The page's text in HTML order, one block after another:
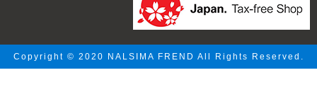
Copyright © 2020 NALSIMA FREND All Rights Reserved.